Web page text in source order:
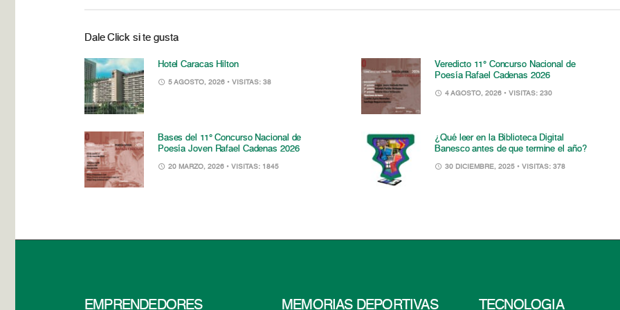
Dale Click si te gusta
Hotel Caracas Hilton
5 AGOSTO, 2026 • VISITAS: 38
Veredicto 11° Concurso Nacional de
Poesía Rafael Cadenas 2026
4 AGOSTO, 2026 • VISITAS: 230
Bases del 11° Concurso Nacional de
Poesía Joven Rafael Cadenas 2026
20 MARZO, 2026 • VISITAS: 1845
¿Qué leer en la Biblioteca Digital
Banesco antes de que termine el año?
30 DICIEMBRE, 2025 • VISITAS: 378
EMPRENDEDORES MEMORIAS DEPORTIVAS TECNOLOGÍA